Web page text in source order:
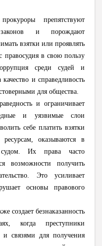
препятствуют
и порождают
взятки или проявлять
правосудия в свою пользу
среди судей и
и справедливость
для общества.
и ограничивает
и уязвимые слои
себе платить взятки
оказываются в
Их права часто
возможности получить
Это усиливает
основы правового
создает безнаказанность
когда преступники
связями для получения